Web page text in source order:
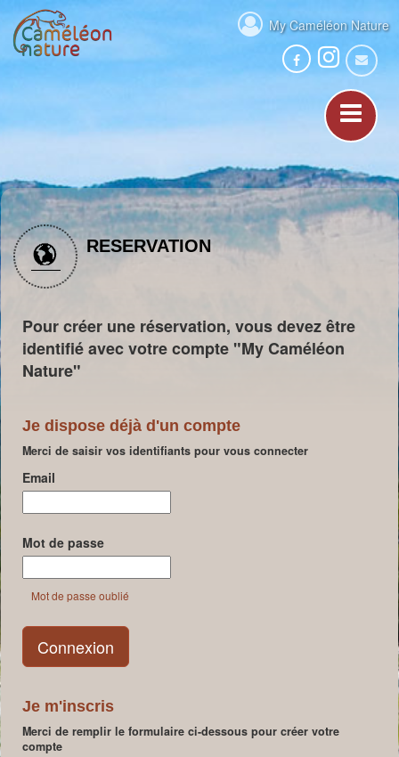
My Caméléon Nature
RESERVATION
Pour créer une réservation, vous devez être
identifié avec votre compte "My Caméléon
Nature"
Je dispose déjà d'un compte
Merci de saisir vos identifiants pour vous connecter
Email
Mot de passe
Mot de passe oublié
Je m'inscris
Merci de remplir le formulaire ci-dessous pour créer votre
compte